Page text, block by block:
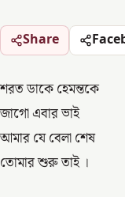
Share
শরত ডাকে হেমন্তকে
জাগো এবার ভাই
আমার যে বেলা শেষ
তোমার শুরু তাই ।